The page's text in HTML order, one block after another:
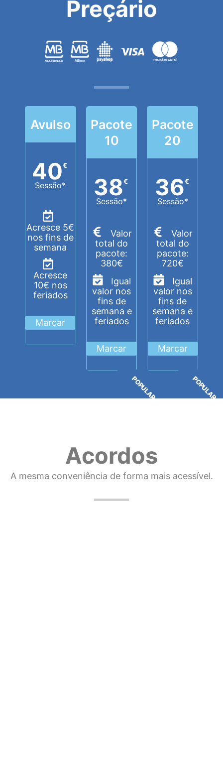
Preçário
Avulso
40€
Sessão*
Acresce 5€
nos fins de
semana
Acresce
10€ nos
feriados
Marcar
Pacote
10
38€
Sessão*
Valor
total do
pacote:
380€
Igual
valor nos
fins de
semana e
feriados
Marcar
POPULAR
Pacote
20
36€
Sessão*
Valor
total do
pacote:
720€
Igual
valor nos
fins de
semana e
feriados
Marcar
POPULAR
Acordos
A mesma conveniência de forma mais acessível.